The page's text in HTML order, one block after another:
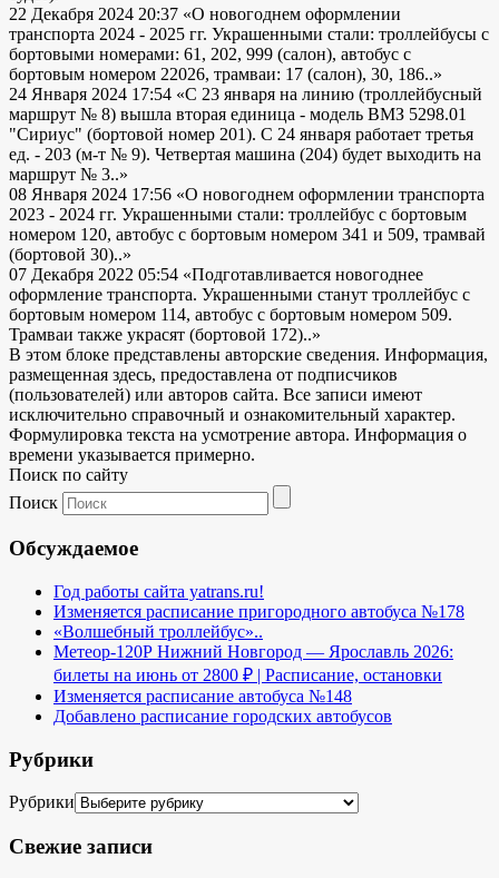
22 Декабря 2024 20:37 «О новогоднем оформлении
транспорта 2024 - 2025 гг. Украшенными стали: троллейбусы с
бортовыми номерами: 61, 202, 999 (салон), автобус с
бортовым номером 22026, трамваи: 17 (салон), 30, 186..»
24 Января 2024 17:54 «С 23 января на линию (троллейбусный
маршрут № 8) вышла вторая единица - модель ВМЗ 5298.01
"Сириус" (бортовой номер 201). С 24 января работает третья
ед. - 203 (м-т № 9). Четвертая машина (204) будет выходить на
маршрут № 3..»
08 Января 2024 17:56 «О новогоднем оформлении транспорта
2023 - 2024 гг. Украшенными стали: троллейбус с бортовым
номером 120, автобус с бортовым номером 341 и 509, трамвай
(бортовой 30)..»
07 Декабря 2022 05:54 «Подготавливается новогоднее
оформление транспорта. Украшенными станут троллейбус с
бортовым номером 114, автобус с бортовым номером 509.
Трамваи также украсят (бортовой 172)..»
В этом блоке представлены авторские сведения. Информация,
размещенная здесь, предоставлена от подписчиков
(пользователей) или авторов сайта. Все записи имеют
исключительно справочный и ознакомительный характер.
Формулировка текста на усмотрение автора. Информация о
времени указывается примерно.
Поиск по сайту
Поиск
Обсуждаемое
Год работы сайта yatrans.ru!
Изменяется расписание пригородного автобуса №178
«Волшебный троллейбус»..
Метеор-120Р Нижний Новгород — Ярославль 2026:
билеты на июнь от 2800 ₽ | Расписание, остановки
Изменяется расписание автобуса №148
Добавлено расписание городских автобусов
Рубрики
Рубрики
Свежие записи